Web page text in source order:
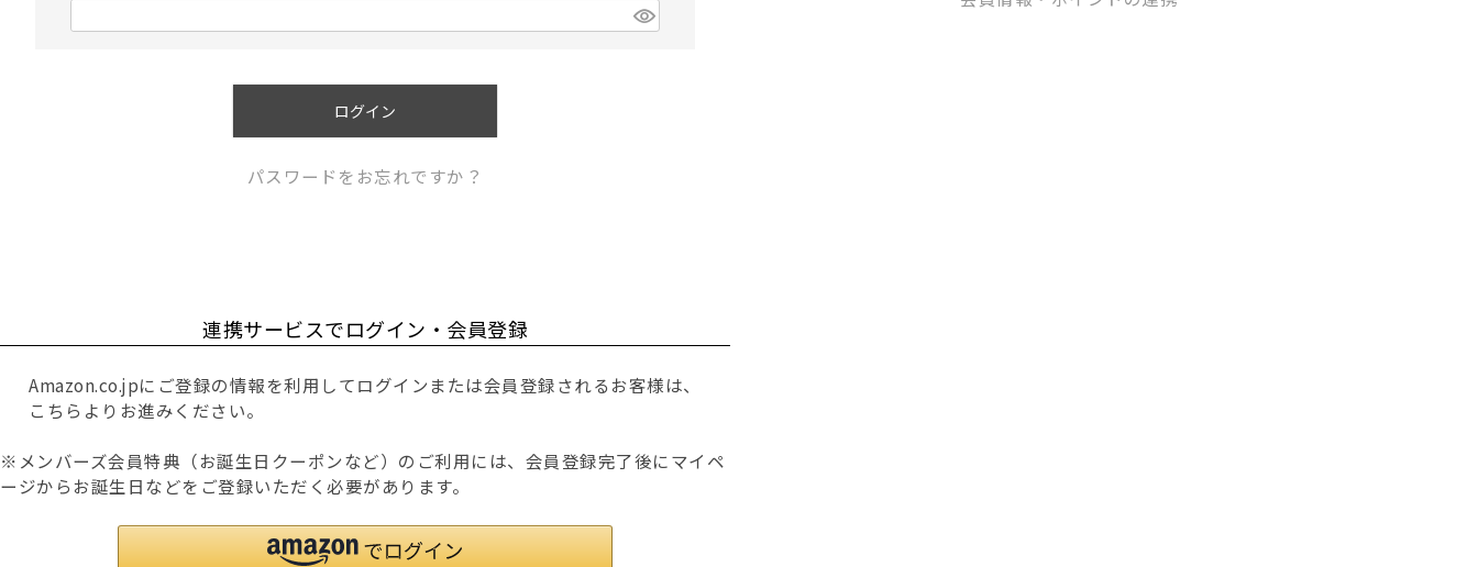
ログイン
パスワードをお忘れですか？
連携サービスでログイン・会員登録
Amazon.co.jpにご登録の情報を利用してログインまたは会員登録されるお客様は、
こちらよりお進みください。
※メンバーズ会員特典（お誕生日クーポンなど）のご利用には、会員登録完了後にマイペ
ージからお誕生日などをご登録いただく必要があります。